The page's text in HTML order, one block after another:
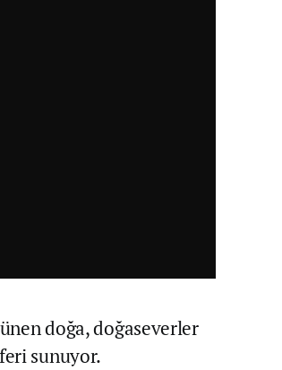
doğa, doğaseverler
sunuyor.